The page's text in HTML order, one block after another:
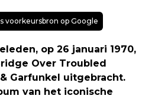
voorkeursbron op Google
op 26 januari 1970,
Over Troubled
Garfunkel uitgebracht.
van het iconische